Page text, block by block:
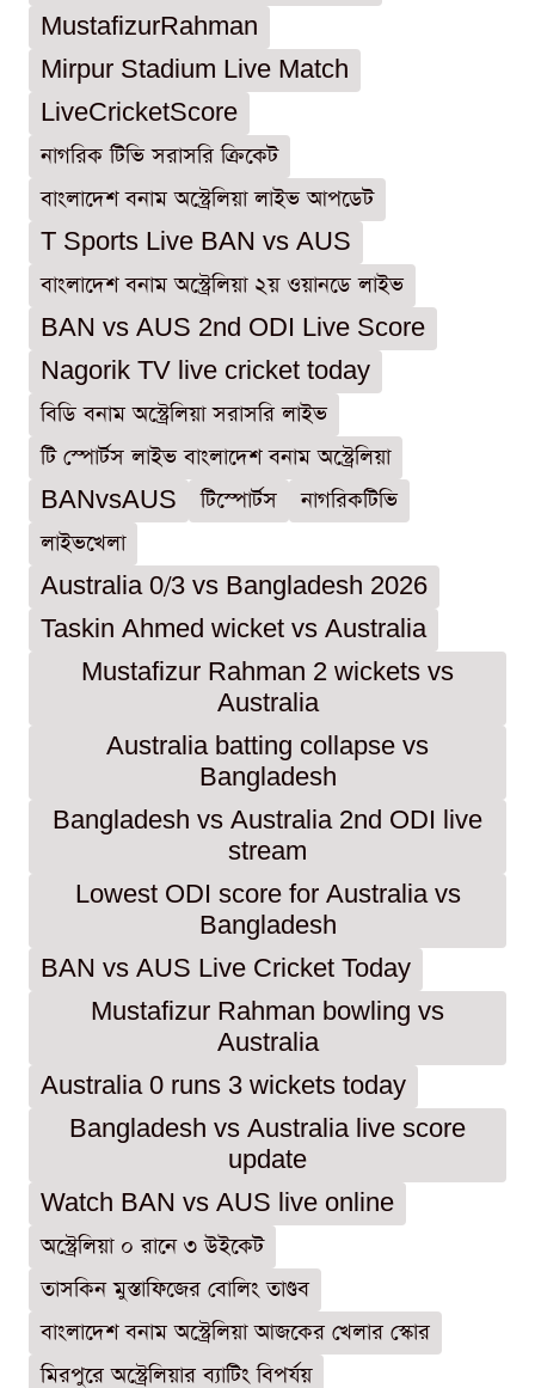
MustafizurRahman
Mirpur Stadium Live Match
LiveCricketScore
নাগরিক টিভি সরাসরি ক্রিকেট
বাংলাদেশ বনাম অস্ট্রেলিয়া লাইভ আপডেট
T Sports Live BAN vs AUS
বাংলাদেশ বনাম অস্ট্রেলিয়া ২য় ওয়ানডে লাইভ
BAN vs AUS 2nd ODI Live Score
Nagorik TV live cricket today
বিডি বনাম অস্ট্রেলিয়া সরাসরি লাইভ
টি স্পোর্টস লাইভ বাংলাদেশ বনাম অস্ট্রেলিয়া
BANvsAUS
টিস্পোর্টস
নাগরিকটিভি
লাইভখেলা
Australia 0/3 vs Bangladesh 2026
Taskin Ahmed wicket vs Australia
Mustafizur Rahman 2 wickets vs
Australia
Australia batting collapse vs
Bangladesh
Bangladesh vs Australia 2nd ODI live
stream
Lowest ODI score for Australia vs
Bangladesh
BAN vs AUS Live Cricket Today
Mustafizur Rahman bowling vs
Australia
Australia 0 runs 3 wickets today
Bangladesh vs Australia live score
update
Watch BAN vs AUS live online
অস্ট্রেলিয়া ০ রানে ৩ উইকেট
তাসকিন মুস্তাফিজের বোলিং তাণ্ডব
বাংলাদেশ বনাম অস্ট্রেলিয়া আজকের খেলার স্কোর
মিরপুরে অস্ট্রেলিয়ার ব্যাটিং বিপর্যয়